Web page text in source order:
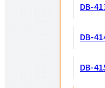
DB-
DB-
DB-